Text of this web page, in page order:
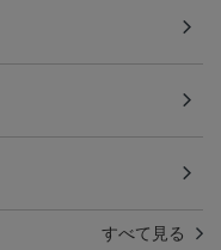
すべて見る